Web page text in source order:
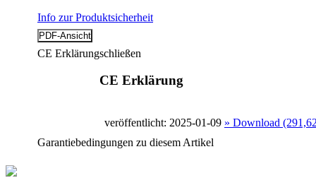
Info zur Produktsicherheit
CE Erklärungschließen
CE Erklärung
veröffentlicht: 2025-01-09 » Download
Garantiebedingungen zu diesem Artikel